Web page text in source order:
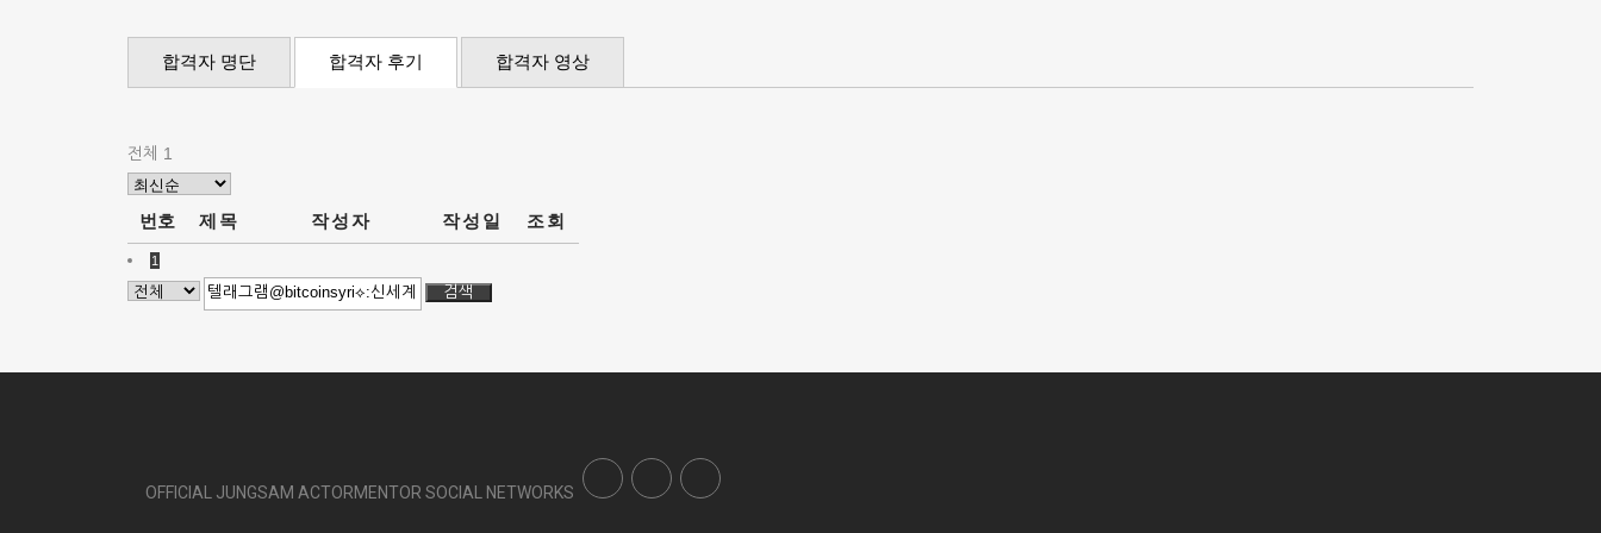
합격자 명단 합격자 후기 합격자 영상
전체 1
번호 제목 작성자 작성일 조회
1
검색
OFFICIAL JUNGSAM ACTORMENTOR SOCIAL NETWORKS